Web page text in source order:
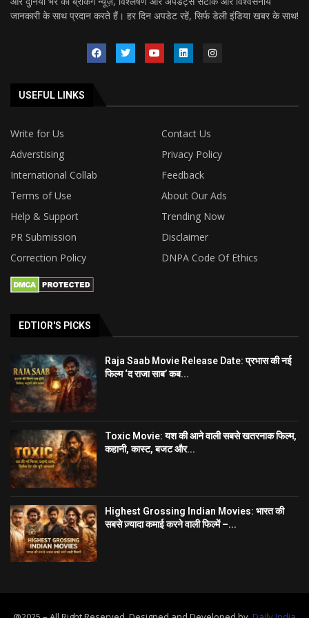
जानकारी के साथ प्रदान करते हैं। हर दिन अपडेट रहें, सिर्फ डेली इंडिया खबर के साथ!
USEFUL LINKS
Write for Us
Contact Us
Adverstising
Privacy Policy
International Collab
Feedback
Terms of Use
About Our Ads
Help & Support
Trending Now
PR Submission
Disclaimer
Correction Policy
DNPA Code Of Ethics
EDTIOR'S PICKS
Raja Saab Movie Release Date: प्रभास की नई
फिल्म ‘द राजा साब’ कब...
Toxic Movie: यश की आने वाली सबसे खतरनाक फिल्म,
कहानी, कास्ट, बजट और...
Highest Grossing Indian Movies: भारत की
सबसे ज़्यादा कमाई करने वाली फिल्में –...